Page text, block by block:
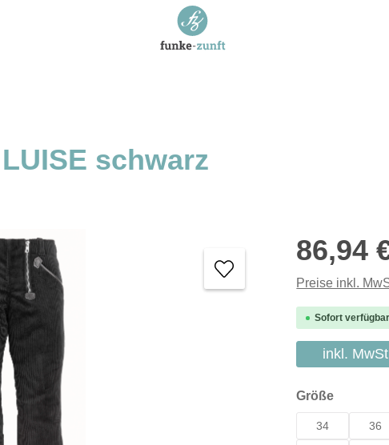
schwarz
Regulärer
86,94
Preise inkl.
Sofort
inkl.
Größe
34 36